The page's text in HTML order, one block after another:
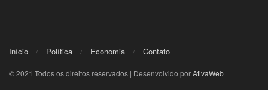
Início Política Economia Contato
© 2021 Todos os direitos reservados | Desenvolvido porAtivaWeb